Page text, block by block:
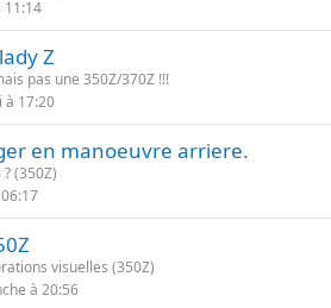
11:14
Z
pas une 350Z/370Z !!!
à 17:20
en manoeuvre arriere.
(350Z)
visuelles (350Z)
à 20:56